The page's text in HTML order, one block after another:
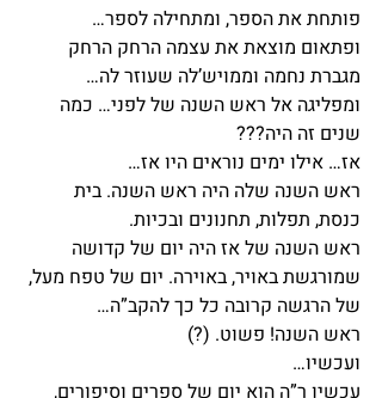
פותחת את הספר, ומתחילה לספר…
ופתאום מוצאת את עצמה הרחק הרחק
מגברת נחמה וממויש’לה שעוזר לה…
ומפליגה אל ראש השנה של לפני… כמה
שנים זה היה???
אז… אילו ימים נוראים היו אז…
ראש השנה שלה היה ראש השנה. בית
כנסת, תפלות, תחנונים ובכיות.
ראש השנה של אז היה יום של קדושה
שמורגשת באויר, באוירה. יום של טפח מעל,
של הרגשה קרובה כל כך להקב”ה…
ראש השנה! פשוט. (?)
ועכשיו…
עכשיו ר”ה הוא יום של ספרים וסיפורים,